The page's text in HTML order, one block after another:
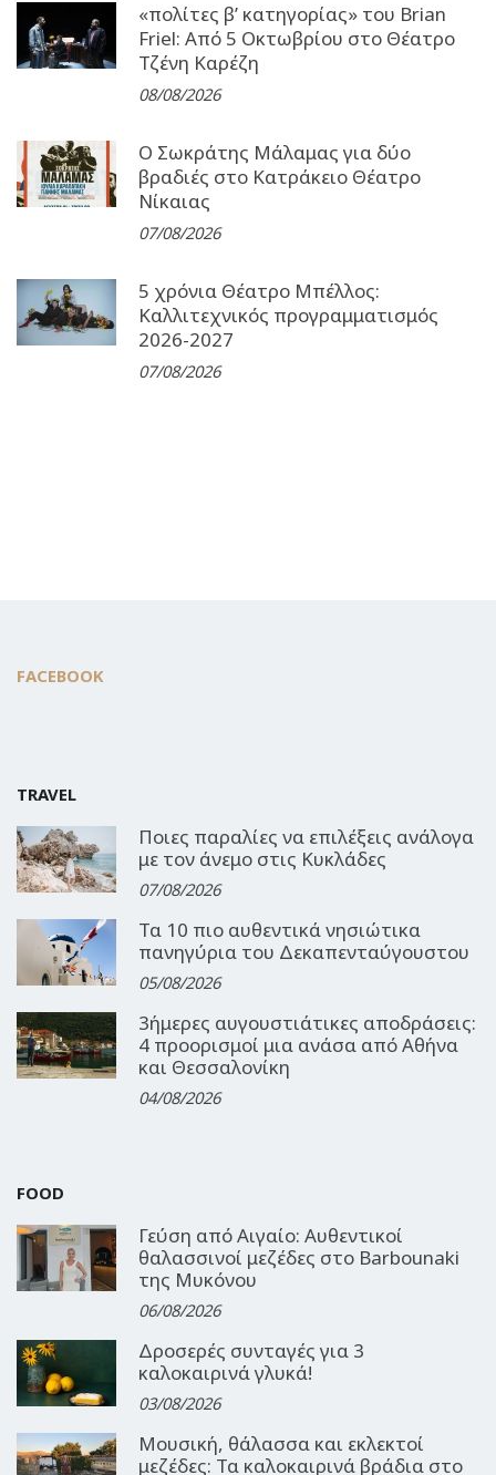
«πολίτες β’ κατηγορίας» του Brian
Friel: Από 5 Οκτωβρίου στο Θέατρο
Τζένη Καρέζη
08/08/2026
Ο Σωκράτης Μάλαμας για δύο
βραδιές στο Κατράκειο Θέατρο
Νίκαιας
07/08/2026
5 χρόνια Θέατρο Μπέλλος:
Καλλιτεχνικός προγραμματισμός
2026-2027
07/08/2026
FACEBOOK
TRAVEL
Ποιες παραλίες να επιλέξεις ανάλογα
με τον άνεμο στις Κυκλάδες
07/08/2026
Τα 10 πιο αυθεντικά νησιώτικα
πανηγύρια του Δεκαπενταύγουστου
05/08/2026
3ήμερες αυγουστιάτικες αποδράσεις:
4 προορισμοί μια ανάσα από Αθήνα
και Θεσσαλονίκη
04/08/2026
FOOD
Γεύση από Αιγαίο: Αυθεντικοί
θαλασσινοί μεζέδες στο Barbounaki
της Μυκόνου
06/08/2026
Δροσερές συνταγές για 3
καλοκαιρινά γλυκά!
03/08/2026
Μουσική, θάλασσα και εκλεκτοί
μεζέδες: Τα καλοκαιρινά βράδια στο